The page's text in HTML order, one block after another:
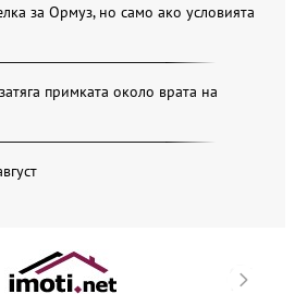
за Ормуз, но само ако условията
примката около врата на